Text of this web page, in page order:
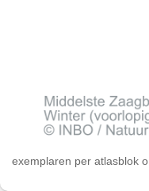
exemplaren per atlasblok